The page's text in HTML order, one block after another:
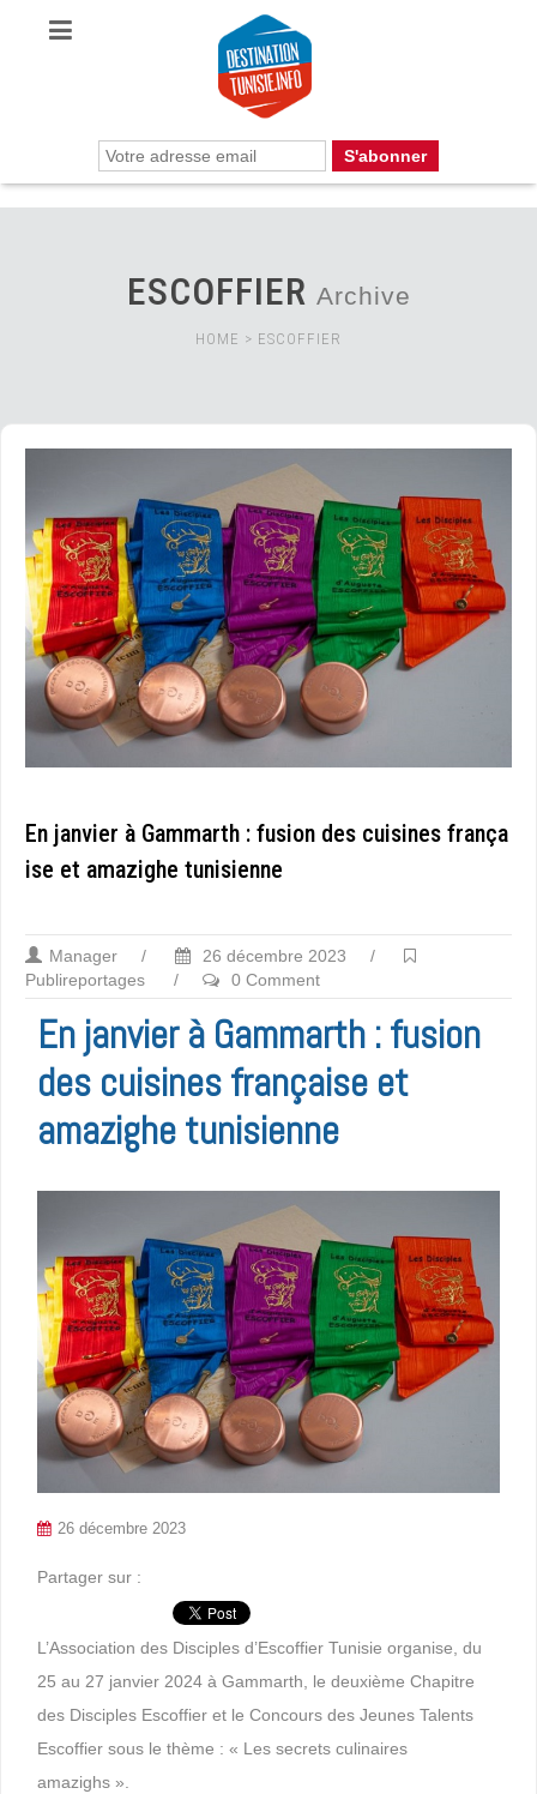
ESCOFFIER Archive
HOME > ESCOFFIER
En janvier à Gammarth : fusion des cuisines frança
ise et amazighe tunisienne
Manager / 26 décembre 2023
/
Publireportages
/ 0 Comment
En janvier à Gammarth : fusion
des cuisines française et
amazighe tunisienne
26 décembre 2023
Partager sur :
L’Association des Disciples d’Escoffier Tunisie organise, du
25 au 27 janvier 2024 à Gammarth, le deuxième Chapitre
des Disciples Escoffier et le Concours des Jeunes Talents
Escoffier sous le thème : « Les secrets culinaires
amazighs ».